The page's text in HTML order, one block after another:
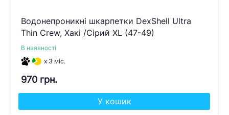
Водонепроникні шкарпетки DexShell Ultra
Thin Crew, Хакі /Сірий XL (47-49)
В наявності
x 3 міс.
970 грн.
У кошик